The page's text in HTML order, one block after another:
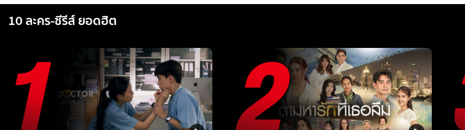
10 ละคร-ซีรีส์ ยอดฮิต